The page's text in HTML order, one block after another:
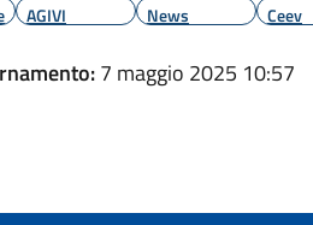
AGIVI News Ceev
7 maggio 2025 10:57